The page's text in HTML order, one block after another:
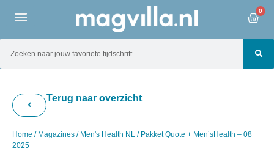
0
Terug naar overzicht
Home / Magazines / Men's Health NL / Pakket Quote + Men’sHealth – 08
2025